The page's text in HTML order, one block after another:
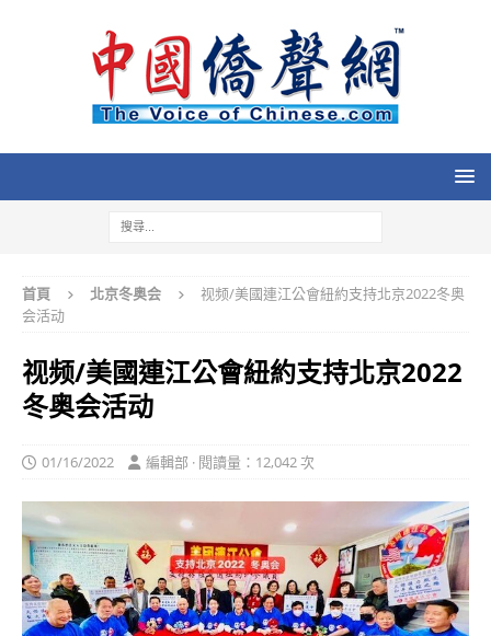
首頁 北京冬奥会
视频/美國連江公會紐約支持北京2022冬奥
会活动
视频/美國連江公會紐約支持北京2022
冬奥会活动
01/16/2022 編輯部 · 閱讀量：12,042 次